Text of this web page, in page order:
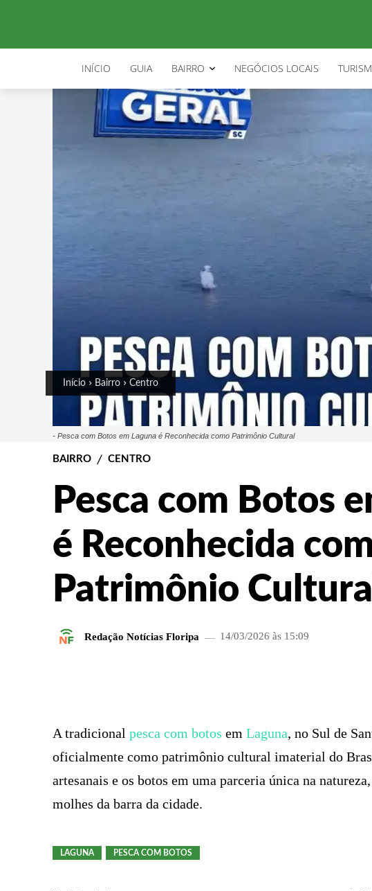
INÍCIO GUIA BAIRRO NEGÓCIOS LOCAIS
Início Bairro Centro
- Pesca com Botos em Laguna é Reconhecida como Patrimônio Cultural
BAIRRO CENTRO
Pesca com Botos
é Reconhecida
Patrimônio Cultural
Redação Notícias Floripa 14/03/2026 às 15:09
A tradicional pesca com botos em Laguna, no Sul de
oficialmente como patrimônio cultural imaterial do
artesanais e os botos em uma parceria única na
molhes da barra da cidade.
LAGUNA PESCA COM BOTOS